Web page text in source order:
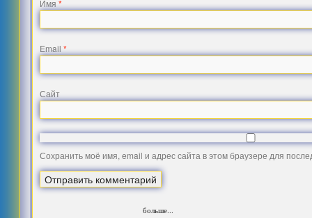
Имя*
Email*
Сайт
Сохранить моё имя, email и адрес сайта в этом браузере для
больше...